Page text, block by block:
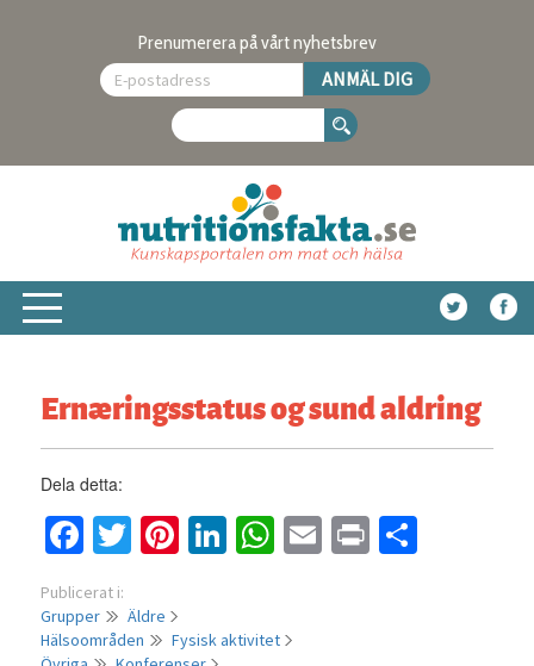
Prenumerera på vårt nyhetsbrev
Ernæringsstatus og sund aldring
Dela detta:
Facebook
Twitter
Pinterest
LinkedIn
WhatsApp
Email
Print
Publicerat i:
Grupper
Äldre
Hälsoområden
Fysisk aktivitet